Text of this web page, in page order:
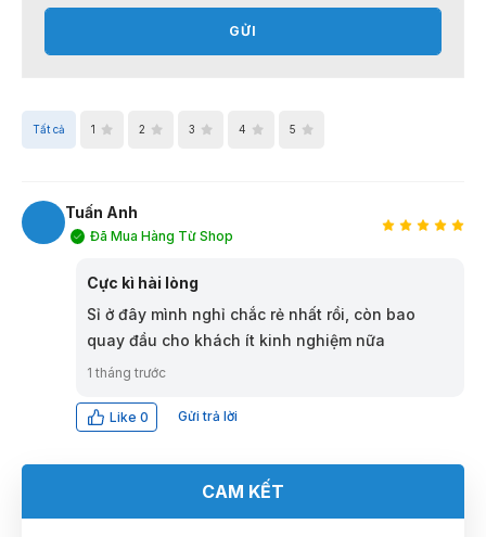
GỬI
Tất cả 1 2 3 4 5
Tuấn Anh
Đã Mua Hàng Từ Shop
Cực kì hài lòng
Sỉ ở đây mình nghỉ chắc rẻ nhất rồi, còn bao
quay đầu cho khách ít kinh nghiệm nữa
1 tháng trước
Like 0 Gửi trả lời
CAM KẾT